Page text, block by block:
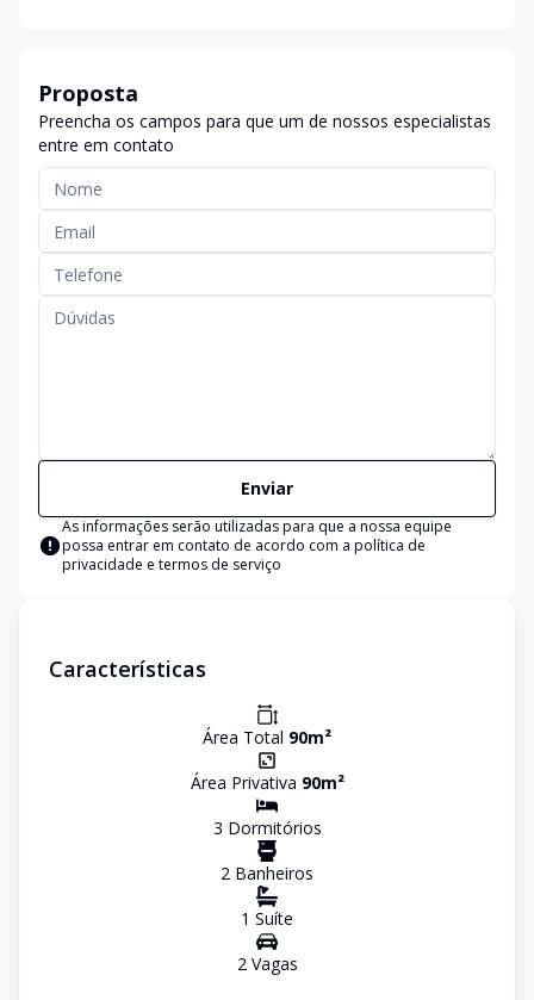
Proposta
Preencha os campos para que um de nossos especialistas
entre em contato
Enviar
As informações serão utilizadas para que a nossa equipe
possa entrar em contato de acordo com a política de
privacidade e termos de serviço
Características
Área Total 90m²
Área Privativa 90m²
3 Dormitórios
2 Banheiros
1 Suíte
2Vagas